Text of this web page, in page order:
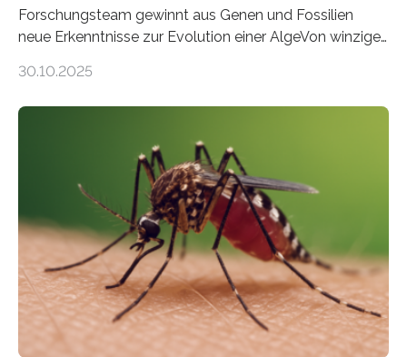
Forschungsteam gewinnt aus Genen und Fossilien
neue Erkenntnisse zur Evolution einer AlgeVon winzigen
Landpflanzen zählen zu den komplexesten
Grünalgen, die vor Hunderten von Millionen Jahren
lebten. Unter den Vorfahren sticht eine Gruppe heraus,
die noch heute in der Natur vorkommt: die
Süßwasseralge Coleochaetophyceae. Einige Arten
dieser Gruppe bilden aus Zellfäden dichte Geflechte
mit scheibenförmiger Gestalt. Was auffällig ist: Die
nächsten…
30.10.2025